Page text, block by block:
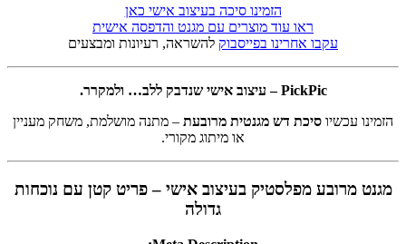
הזמינו סיכה בעיצוב אישי כאן
ראו עוד מוצרים עם מגנט והדפסה אישית
עקבו אחרינו בפייסבוק להשראה, רעיונות ומבצעים
PickPic – עיצוב אישי שנדבק ללב… ולמקרר.
הזמינו עכשיו סיכת דש מגנטית מרובעת – מתנה מושלמת, משחק מעניין
או מיתוג מקורי.
מגנט מרובע מפלסטיק בעיצוב אישי – פריט קטן עם נוכחות
גדולה